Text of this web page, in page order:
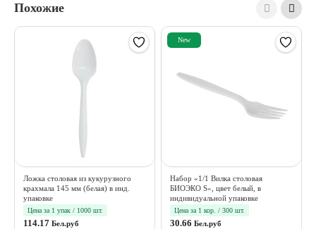
Похожие
Ложка столовая из кукурузного
крахмала 145 мм (белая) в инд.
упаковке
Цена за 1 упак / 1000 шт.
114.17 Бел.руб
New
Набор «1/1 Вилка столовая
БИОЭКО S», цвет белый, в
индивидуальной упаковке
Цена за 1 кор. / 300 шт.
30.66 Бел.руб